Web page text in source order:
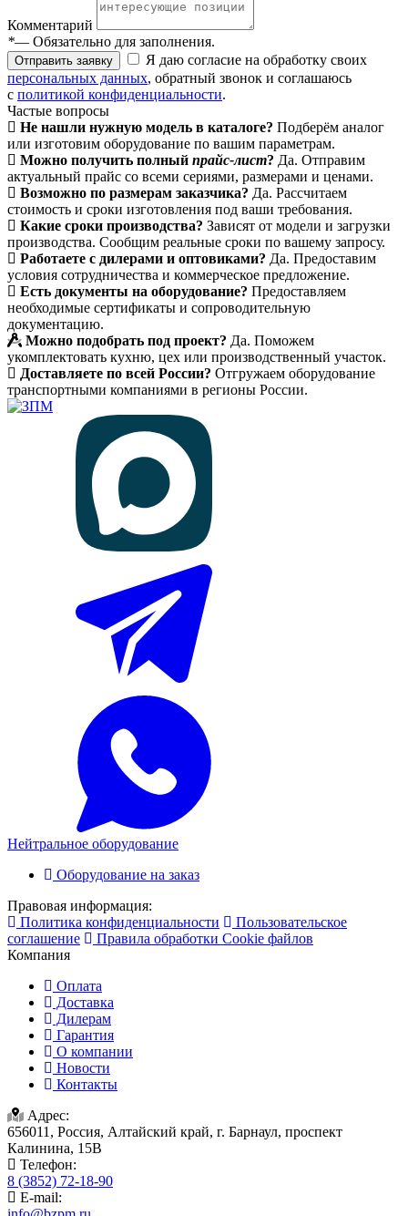
Комментарий
*— Обязательно для заполнения.
Отправить заявку
Я даю согласие на обработку своих
персональных данных, обратный звонок и соглашаюсь
с политикой конфиденциальности.
Частые вопросы
Не нашли нужную модель в каталоге? Подберём аналог
или изготовим оборудование по вашим параметрам.
Можно получить полный прайс-лист? Да. Отправим
актуальный прайс со всеми сериями, размерами и ценами.
Возможно по размерам заказчика? Да. Рассчитаем
стоимость и сроки изготовления под ваши требования.
Какие сроки производства? Зависят от модели и загрузки
производства. Сообщим реальные сроки по вашему запросу.
Работаете с дилерами и оптовиками? Да. Предоставим
условия сотрудничества и коммерческое предложение.
Есть документы на оборудование? Предоставляем
необходимые сертификаты и сопроводительную
документацию.
Можно подобрать под проект? Да. Поможем
укомплектовать кухню, цех или производственный участок.
Доставляете по всей России? Отгружаем оборудование
транспортными компаниями в регионы России.
Нейтральное оборудование
Оборудование на заказ
Правовая информация:
Политика конфиденциальности
Пользовательское
соглашение
Правила обработки Cookie файлов
Компания
Оплата
Доставка
Дилерам
Гарантия
О компании
Новости
Контакты
Адрес:
656011, Россия, Алтайский край, г. Барнаул, проспект
Калинина, 15В
Телефон:
8 (3852) 72-18-90
E-mail: